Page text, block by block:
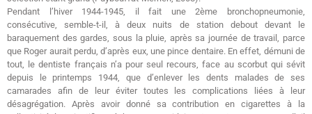
Pendant l’hiver 1944-1945, il fait une 2ème bronchopneumonie,
consécutive, semble-t-il, à deux nuits de station debout devant le
baraquement des gardes, sous la pluie, après sa journée de travail, parce
que Roger aurait perdu, d’après eux, une pince dentaire. En effet, démuni de
tout, le dentiste français n’a pour seul recours, face au scorbut qui sévit
depuis le printemps 1944, que d’enlever les dents malades de ses
camarades afin de leur éviter toutes les complications liées à leur
désagrégation. Après avoir donné sa contribution en cigarettes à la